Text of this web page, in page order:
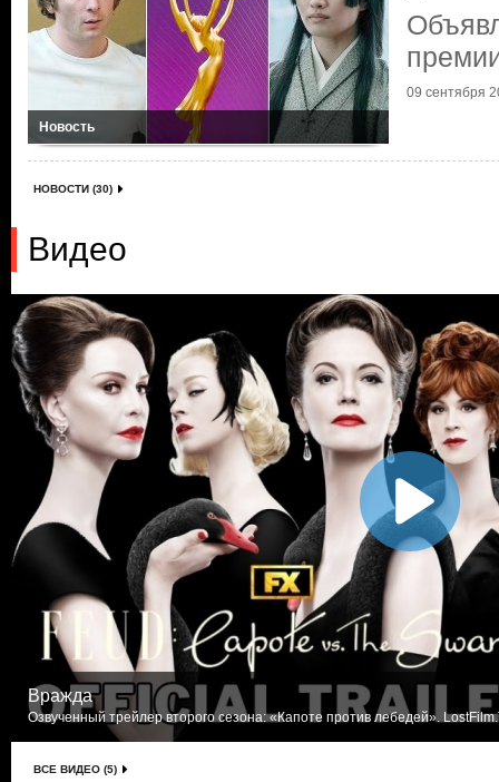
Новость
09 сентября
НОВОСТИ (30)
Видео
Вражда
Озвученный трейлер второго сезона: «Капоте против лебедей».
ВСЕ ВИДЕО (5)